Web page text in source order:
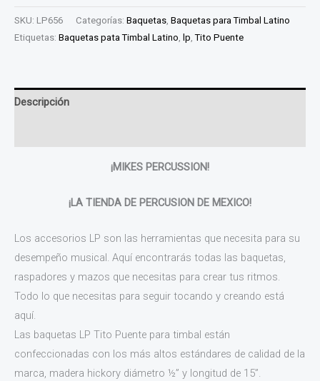
SKU: LP656 Categorías: Baquetas Baquetas para Timbal Latino
Etiquetas: Baquetas pata Timbal Latino lp ,Tito Puente
Descripción
¡MIKES PERCUSSION!
¡LA TIENDA DE PERCUSION DE MEXICO!
Los accesorios LP son las herramientas que necesita para su
desempeño musical. Aquí encontrarás todas las baquetas,
raspadores y mazos que necesitas para crear tus ritmos.
Todo lo que necesitas para seguir tocando y creando está
aquí.
Las baquetas LP Tito Puente para timbal están
confeccionadas con los más altos estándares de calidad de la
marca, madera hickory diámetro ½” y longitud de 15”.